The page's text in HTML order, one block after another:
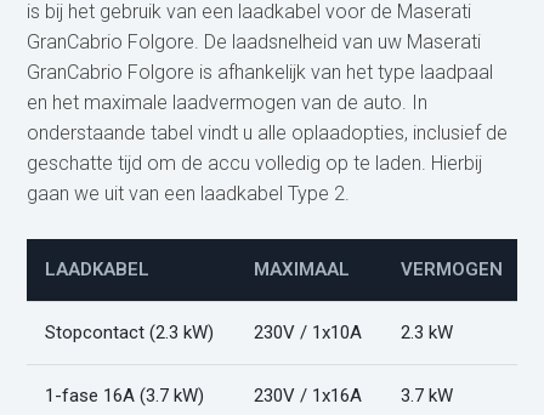
is bij het gebruik van een laadkabel voor de Maserati
GranCabrio Folgore. De laadsnelheid van uw Maserati
GranCabrio Folgore is afhankelijk van het type laadpaal
en het maximale laadvermogen van de auto. In
onderstaande tabel vindt u alle oplaadopties, inclusief de
geschatte tijd om de accu volledig op te laden. Hierbij
gaan we uit van een laadkabel Type 2.
LAADKABEL MAXIMAAL VERMOGEN
Stopcontact (2.3 kW) 230V / 1x10A 2.3 kW
1-fase 16A (3.7 kW) 230V / 1x16A 3.7 kW